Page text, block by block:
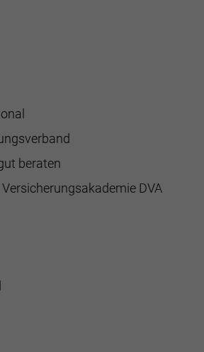
beraten
DVA